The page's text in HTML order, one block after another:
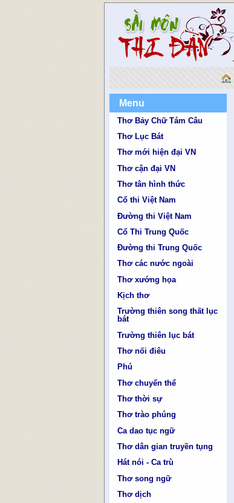
Menu
Thơ Bảy Chữ Tám Câu
Thơ Lục Bát
Thơ mới hiện đại VN
Thơ cận đại VN
Thơ tân hình thức
Cổ thi Việt Nam
Đường thi Việt Nam
Cổ Thi Trung Quốc
Đường thi Trung Quốc
Thơ các nước ngoài
Thơ xướng họa
Kịch thơ
Trường thiên song thất lục
bát
Trường thiên lục bát
Thơ nối điêu
Phú
Thơ chuyển thể
Thơ thời sự
Thơ trào phúng
Ca dao tục ngữ
Thơ dân gian truyền tụng
Hát nói - Ca trù
Thơ song ngữ
Thơ dịch